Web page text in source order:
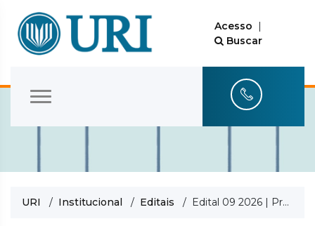
Acesso |
Buscar
URI / Institucional / Editais / Edital 09 2026 | Processo Seletivo para Estágiario(a) do Laboratório de Anatomia Humana